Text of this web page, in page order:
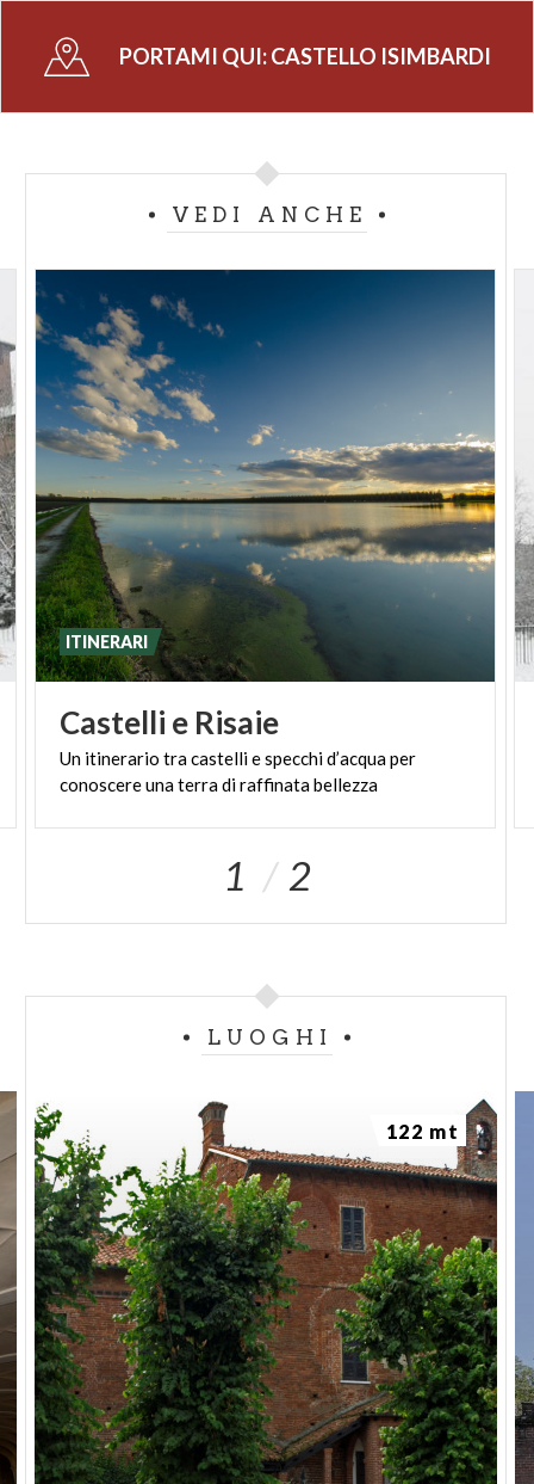
PORTAMI QUI:CASTELLO ISIMBARDI
VEDI ANCHE
Castelli e Risaie
Un itinerario tracastelliespecchid’acquaper
conoscereunaterradiraffinatabellezza
ITINERARI
1 2
LUOGHI
122 mt